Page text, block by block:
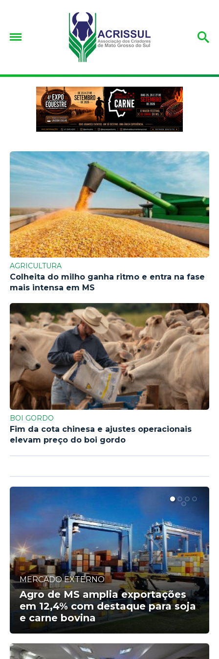
AGRICULTURA
Colheita do milho ganha ritmo e entra na fase
mais intensa em MS
BOI GORDO
Fim da cota chinesa e ajustes operacionais
elevam preço do boi gordo
MERCADO EXTERNO
Agro de MS amplia exportações
em 12,4% com destaque para soja
e carne bovina